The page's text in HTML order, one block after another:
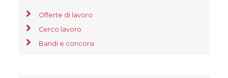
Offerte di lavoro
Cerco lavoro
Bandi e concorsi